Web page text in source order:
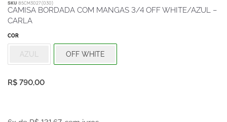
SKU 85CM3027 (030)
CAMISA BORDADA COM MANGAS 3/4 OFF WHITE/AZUL –
CARLA
COR
AZUL OFF WHITE
R$ 790,00